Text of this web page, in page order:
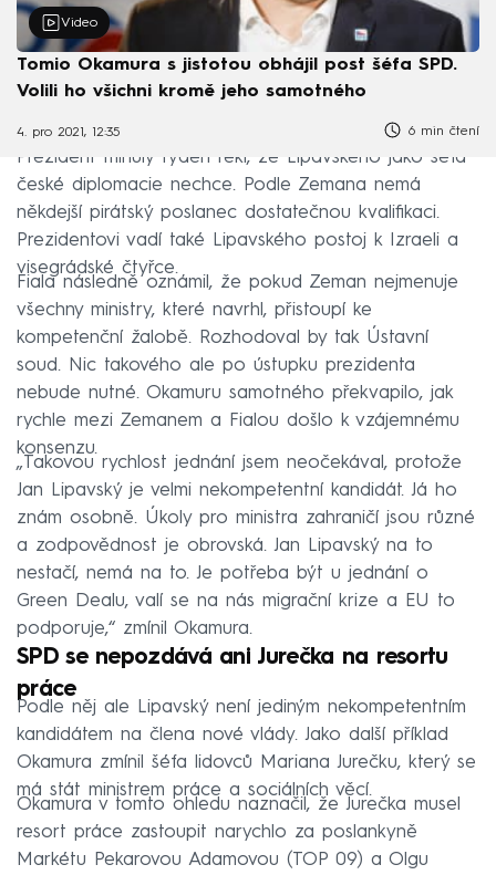
Video
Tomio Okamura s jistotou obhájil post šéfa SPD.
Volili ho všichni kromě jeho samotného
4. pro 2021, 12:35 6 min čtení
Prezident minulý týden řekl, že Lipavského jako šéfa
české diplomacie nechce. Podle Zemana nemá
někdejší pirátský poslanec dostatečnou kvalifikaci.
Prezidentovi vadí také Lipavského postoj k Izraeli a
visegrádské čtyřce.
Fiala následně oznámil, že pokud Zeman nejmenuje
všechny ministry, které navrhl, přistoupí ke
kompetenční žalobě. Rozhodoval by tak Ústavní
soud. Nic takového ale po ústupku prezidenta
nebude nutné. Okamuru samotného překvapilo, jak
rychle mezi Zemanem a Fialou došlo k vzájemnému
konsenzu.
„Takovou rychlost jednání jsem neočekával, protože
Jan Lipavský je velmi nekompetentní kandidát. Já ho
znám osobně. Úkoly pro ministra zahraničí jsou různé
a zodpovědnost je obrovská. Jan Lipavský na to
nestačí, nemá na to. Je potřeba být u jednání o
Green Dealu, valí se na nás migrační krize a EU to
podporuje,“ zmínil Okamura.
SPD se nepozdává ani Jurečka na resortu
práce
Podle něj ale Lipavský není jediným nekompetentním
kandidátem na člena nové vlády. Jako další příklad
Okamura zmínil šéfa lidovců Mariana Jurečku, který se
má stát ministrem práce a sociálních věcí.
Okamura v tomto ohledu naznačil, že Jurečka musel
resort práce zastoupit narychlo za poslankyně
Markétu Pekarovou Adamovou (TOP 09) a Olgu